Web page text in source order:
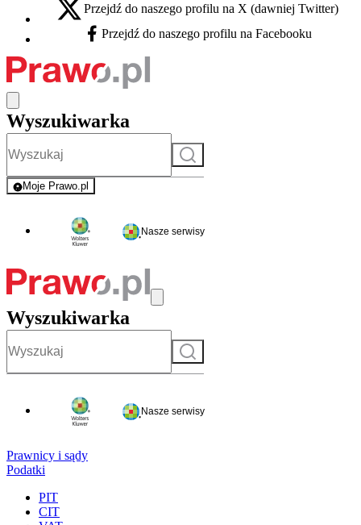
X - otwiera się w nowej karcie
Przejdź do naszego profilu na X (dawniej Twitter)
Facebook - otwiera się w nowej karcie
Przejdź do naszego profilu na Facebooku
Wyszukiwarka
Szukaj
Moje Prawo.pl
- rejestracja i logowanie do serwisu
Nasze serwisy
Wyszukiwarka
Szukaj
Nasze serwisy
Prawnicy i sądy
Podatki
PIT
CIT